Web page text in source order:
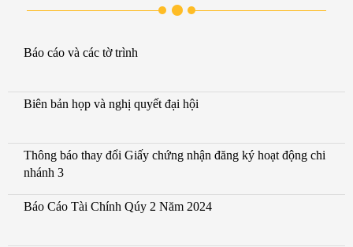
Báo cáo và các tờ trình
Biên bản họp và nghị quyết đại hội
Thông báo thay đổi Giấy chứng nhận đăng ký hoạt động chi
nhánh 3
Báo Cáo Tài Chính Qúy 2 Năm 2024